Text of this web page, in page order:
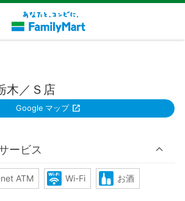
木／Ｓ店
Google マップ
ービス
ATM Wi-Fi お酒